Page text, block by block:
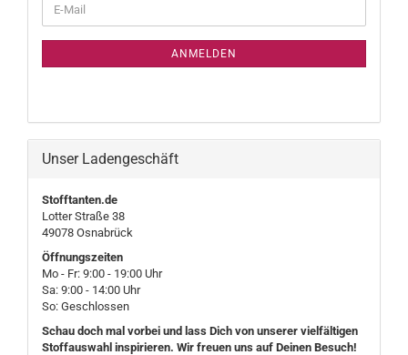
ZUR
E-
Mail
ANMELDEN
Unser Ladengeschäft
Stofftanten.de
Lotter Straße 38
49078 Osnabrück
Öffnungszeiten
Mo - Fr: 9:00 - 19:00 Uhr
Sa: 9:00 - 14:00 Uhr
So: Geschlossen
Schau doch mal vorbei und lass Dich von unserer vielfältigen
Stoffauswahl inspirieren. Wir freuen uns auf Deinen Besuch!